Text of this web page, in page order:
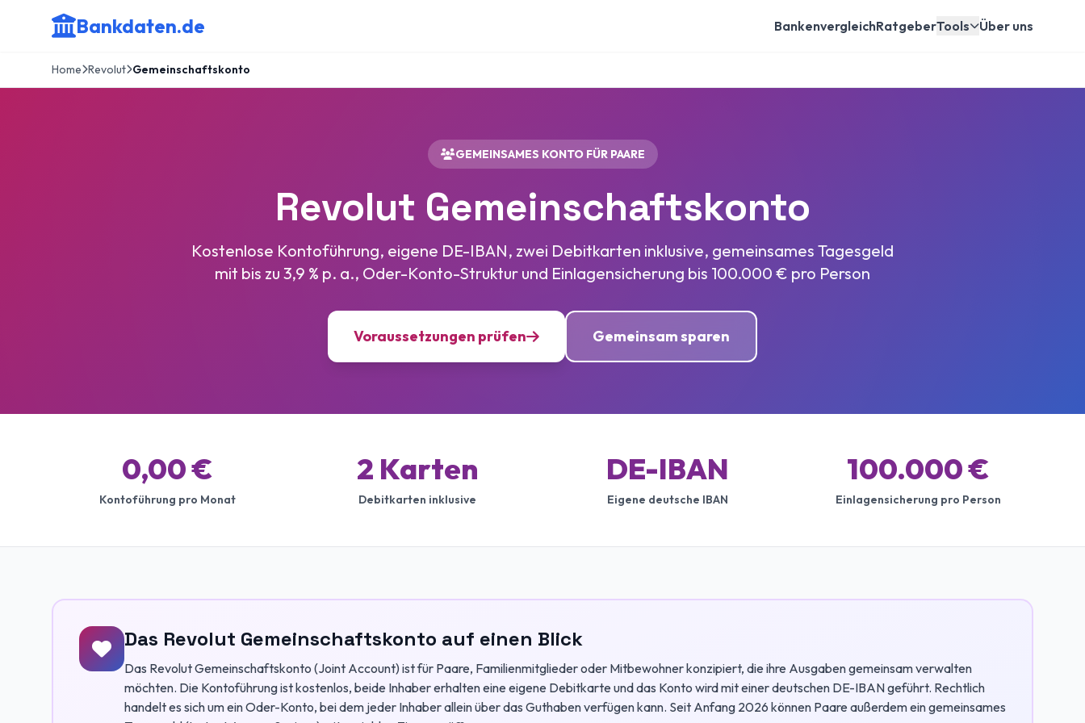
Bankdaten.de BankenvergleichRatgeberTools Über uns
Home Revolut Gemeinschaftskonto
GEMEINSAMES KONTO FÜR PAARE
Revolut Gemeinschaftskonto
Kostenlose Kontoführung, eigene DE-IBAN, zwei Debitkarten inklusive, gemeinsames Tagesgeld
mit bis zu 3,9 % p. a., Oder-Konto-Struktur und Einlagensicherung bis 100.000 € pro Person
Voraussetzungen prüfen Gemeinsam sparen
0,00 €
Kontoführung pro Monat
2 Karten
Debitkarten inklusive
DE-IBAN
Eigene deutsche IBAN
100.000 €
Einlagensicherung pro Person
Das Revolut Gemeinschaftskonto auf einen Blick
Das Revolut Gemeinschaftskonto (Joint Account) ist für Paare, Familienmitglieder oder Mitbewohner konzipiert, die ihre Ausgaben gemeinsam verwalten
möchten. Die Kontoführung ist kostenlos, beide Inhaber erhalten eine eigene Debitkarte und das Konto wird mit einer deutschen DE-IBAN geführt. Rechtlich
handelt es sich um ein Oder-Konto, bei dem jeder Inhaber allein über das Guthaben verfügen kann. Seit Anfang 2026 können Paare außerdem ein gemeinsames